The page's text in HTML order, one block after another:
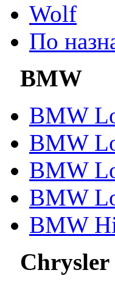
Wolf
По
BMW
BMW
BMW
BMW
BMW
BMW
Chrysler